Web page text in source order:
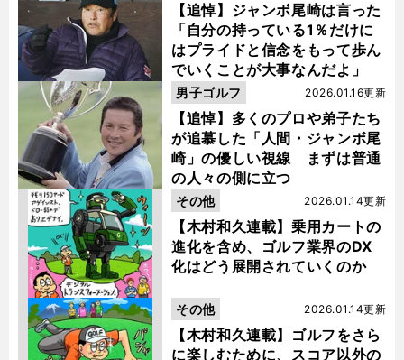
【追悼】ジャンボ尾崎は言った
「自分の持っている1％だけに
はプライドと信念をもって歩ん
でいくことが大事なんだよ」
【追悼】多くのプロや弟子たち
が追慕した「人間・ジャンボ尾
崎」の優しい視線 まずは普通
の人々の側に立つ
2026.01.16更新
男子ゴルフ
【木村和久連載】乗用カートの
進化を含め、ゴルフ業界のDX
化はどう展開されていくのか
2026.01.14更新
その他
【木村和久連載】ゴルフをさら
に楽しむために、スコア以外の
2026.01.14更新
その他